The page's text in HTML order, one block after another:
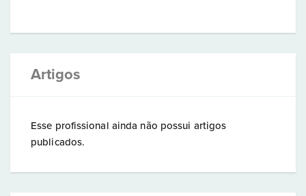
Artigos
Esse profissional ainda não possui artigos
publicados.